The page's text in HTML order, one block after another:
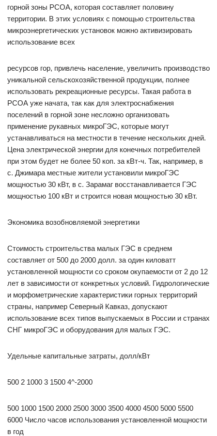
горной зоны РСОА, которая составляет половину
территории. В этих условиях с помощью строительства
микроэнергетических установок можно активизировать
использование всех
ресурсов гор, привлечь население, увеличить производство
уникальной сельскохозяйственной продукции, полнее
использовать рекреационные ресурсы. Такая работа в
РСОА уже начата, так как для электроснабжения
поселений в горной зоне несложно организовать
применение рукавных микроГЭС, которые могут
устанавливаться на местности в течение нескольких дней.
Цена электрической энергии для конечных потребителей
при этом будет не более 50 коп. за кВт-ч. Так, например, в
с. Джимара местные жители установили микроГЭС
мощностью 30 кВт, в с. Зарамаг восстанавливается ГЭС
мощностью 100 кВт и строится новая мощностью 30 кВт.
Экономика возобновляемой энергетики
Стоимость строительства малых ГЭС в среднем
составляет от 500 до 2000 долл. за один киловатт
установленной мощности со сроком окупаемости от 2 до 12
лет в зависимости от конкретных условий. Гидрологические
и морфометрические характеристики горных территорий
страны, например Северный Кавказ, допускают
использование всех типов выпускаемых в России и странах
СНГ микроГЭС и оборудования для малых ГЭС.
Удельные капитальные затраты, долл/кВт
500 2 1000 3 1500 4^-2000
500 1000 1500 2000 2500 3000 3500 4000 4500 5000 5500
6000 Число часов использования установленной мощности
в год